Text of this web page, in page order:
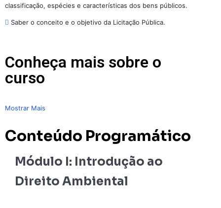
classificação, espécies e características dos bens públicos.
Saber o conceito e o objetivo da Licitação Pública.
Conheça mais sobre o
curso
Mostrar Mais
Conteúdo Programático
Módulo I: Introdução ao
Direito Ambiental